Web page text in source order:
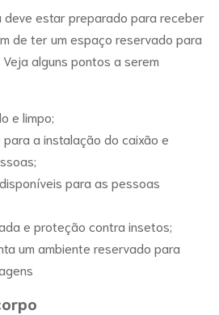
deve estar preparado para receber
de ter um espaço reservado para
alguns pontos a serem
e limpo;
a instalação do caixão e
para as pessoas
e proteção contra insetos;
um ambiente reservado para